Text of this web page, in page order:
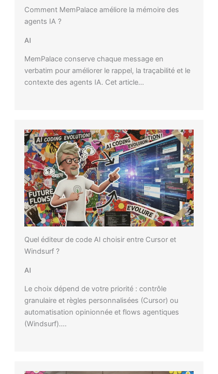
Comment MemPalace améliore la mémoire des
agents IA ?
AI
MemPalace conserve chaque message en
verbatim pour améliorer le rappel, la traçabilité et le
contexte des agents IA. Cet article…
Quel éditeur de code AI choisir entre Cursor et
Windsurf ?
AI
Le choix dépend de votre priorité : contrôle
granulaire et règles personnalisées (Cursor) ou
automatisation opinionnée et flows agentiques
(Windsurf)….